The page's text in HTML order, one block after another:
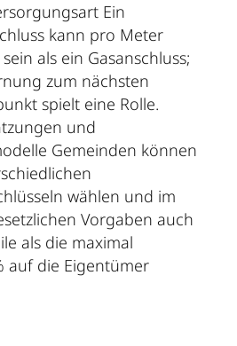
Ein
kann pro Meter
als ein Gasanschluss;
zum nächsten
spielt eine Rolle.
und
Gemeinden können
wählen und im
Vorgaben auch
als die maximal
auf die Eigentümer